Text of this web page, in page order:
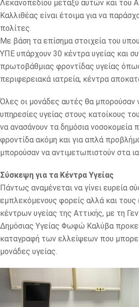
Λεκανοπεδίου μεταξύ αυτών και του
Καλλιθέας είναι έτοιμα για να
πολίτες.
Με βάση τα επίσημα στοιχεία του
ΥΠΕ υπάρχουν 30 κέντρα υγείας και
πρωτοβάθμιας φροντίδας υγείας
περιφερειακά ιατρεία, κέντρα
Όλες οι μονάδες αυτές θα μπορούσαν
υπηρεσίες υγείας στους κατοίκους
να ανασάνουν τα δημόσια νοσοκομεία
φροντίδα ακόμη και για απλά
μπορούσαν να αντιμετωπιστούν στα
Σύσκεψη για τα Κέντρα Υγείας
Πάντως αναμένεται να γίνει ευρεία
εμπλεκόμενους φορείς αλλά και
κέντρων υγείας της Αττικής, με τη
Δημόσιας Υγείας Φωφώ Καλύβα
καταγραφή των ελλείψεων που
μονάδες υγείας.